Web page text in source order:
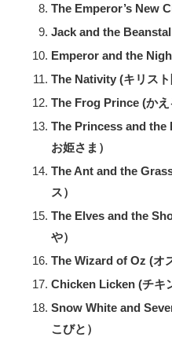
The Emperor’s New
Jack and the
Emperor and the
The Nativity (キリスト
The Frog Prince (かえ
The Princess and the
お姫さま）
The Ant and the
ス）
The Elves and the
や）
The Wizard of Oz (オ
Chicken Licken (チキ
Snow White and
こびと）